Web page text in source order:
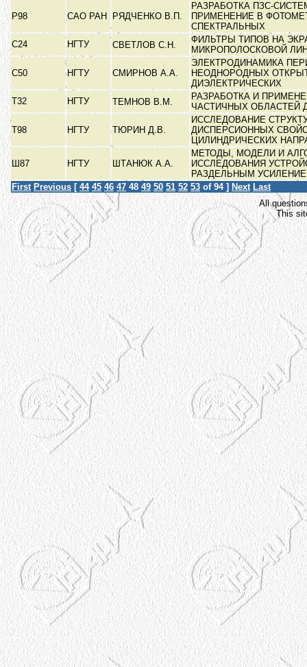
Р98 САО РАН РЯДЧЕНКО В.П.
РАЗРАБОТКА ПЗС-
ПРИМЕНЕНИЕ В
СПЕКТРАЛЬНЫХ
С24
НГТУ СВЕТЛОВ С.Н.
ФИЛЬТРЫ ТИПОВ НА
МИКРОПОЛОСКОВОЙ
С50 НГТУ СМИРНОВ А.А.
ЭЛЕКТРОДИНАМИКА
НЕОДНОРОДНЫХ
ДИЭЛЕКТРИЧЕСКИХ
Т32
НГТУ ТЕМНОВ В.М.
РАЗРАБОТКА И
ЧАСТИЧНЫХ ОБЛАСТЕЙ
Т98 НГТУ ТЮРИН Д.В.
ИССЛЕДОВАНИЕ
ДИСПЕРСИОННЫХ
ЦИЛИНДРИЧЕСКИХ
Ш87 НГТУ ШТАНЮК А.А.
МЕТОДЫ, МОДЕЛИ И
ИССЛЕДОВАНИЯ
РАЗДЕЛЬНЫМ
First Previous [ 44 45 46 47 48 49 50 51 52 53 of 94 ] Next Last
All
This